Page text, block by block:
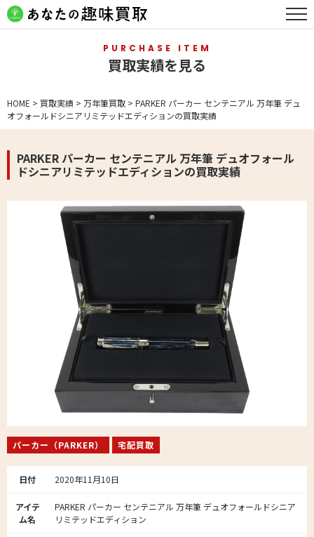
PURCHASE ITEM
買取実績を見る
HOME > 買取実績 > 万年筆買取 > PARKER パーカー センテニアル 万年筆 デュ
オフォールドシニアリミテッドエディションの買取実績
PARKER パーカー センテニアル 万年筆 デュオフォール
ドシニアリミテッドエディションの買取実績
パーカー（PARKER） 宅配買取
日付 2020年11月10日
アイテ
ム名
PARKER パーカー センテニアル 万年筆 デュオフォールドシニア
リミテッドエディション